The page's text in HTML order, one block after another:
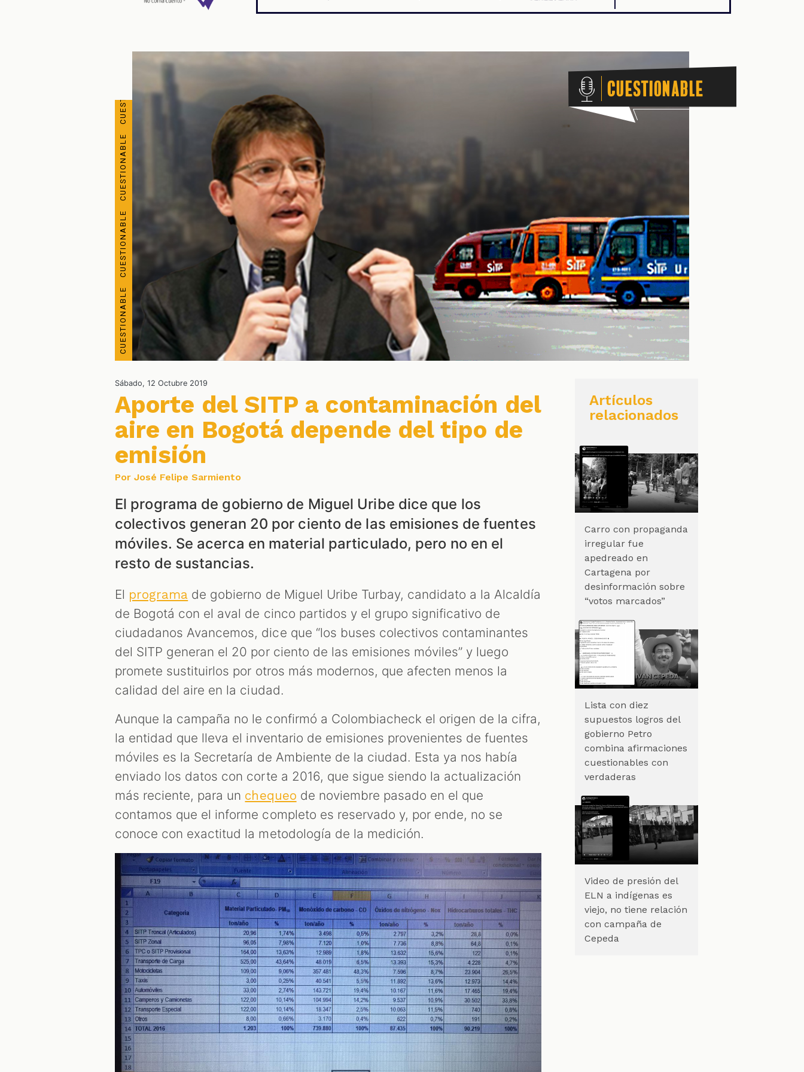
Cuestionable
Sábado, 12 Octubre 2019
Aporte del SITP a contaminación del
aire en Bogotá depende del tipo de
emisión
Por José Felipe Sarmiento
El programa de gobierno de Miguel Uribe dice que los
colectivos generan 20 por ciento de las emisiones de fuentes
móviles. Se acerca en material particulado, pero no en el
resto de sustancias.
El programa de gobierno de Miguel Uribe Turbay, candidato a la Alcaldía
de Bogotá con el aval de cinco partidos y el grupo significativo de
ciudadanos Avancemos, dice que “los buses colectivos contaminantes
del SITP generan el 20 por ciento de las emisiones móviles” y luego
promete sustituirlos por otros más modernos, que afecten menos la
calidad del aire en la ciudad.
Aunque la campaña no le confirmó a Colombiacheck el origen de la cifra,
la entidad que lleva el inventario de emisiones provenientes de fuentes
móviles es la Secretaría de Ambiente de la ciudad. Esta ya nos había
enviado los datos con corte a 2016, que sigue siendo la actualización
más reciente, para un chequeo de noviembre pasado en el que
contamos que el informe completo es reservado y, por ende, no se
conoce con exactitud la metodología de la medición.
Artículos
relacionados
Carro con propaganda
irregular fue
apedreado en
Cartagena por
desinformación sobre
“votos marcados”
Lista con diez
supuestos logros del
gobierno Petro
combina afirmaciones
cuestionables con
verdaderas
Video de presión del
ELN a indígenas es
viejo, no tiene relación
con campaña de
Cepeda